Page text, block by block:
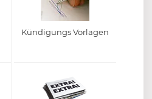
Kündigungs Vorlagen